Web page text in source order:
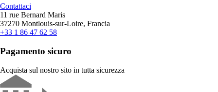
Contattaci
11 rue Bernard Maris
37270 Montlouis-sur-Loire, Francia
+33 1 86 47 62 58
Pagamento sicuro
Acquista sul nostro sito in tutta sicurezza